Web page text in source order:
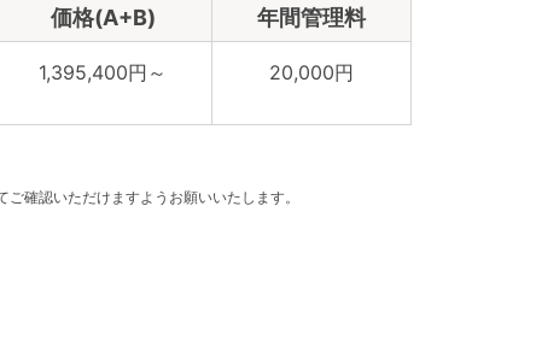
価格(A+B) 年間管理料
1,395,400円～ 20,000円
確認いただけますようお願いいたします。